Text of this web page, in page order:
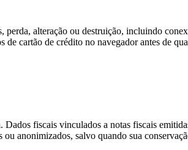
perda, alteração ou destruição, incluindo
cartão de crédito no navegador antes de
fiscais vinculados a notas fiscais
anonimizados, salvo quando sua